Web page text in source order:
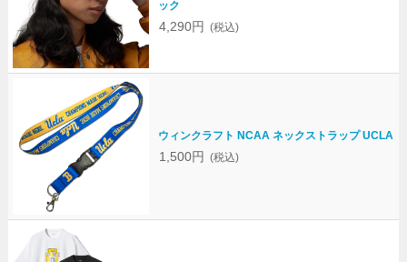
ック
4,290円 (税込)
ウィンクラフト NCAA ネックストラップ UCLA
1,500円 (税込)